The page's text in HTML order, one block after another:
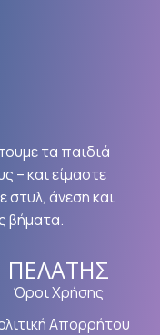
τα παιδιά
– και είμαστε
στυλ, άνεση και
βήματα.
ΠΕΛΆΤΗΣ
Όροι Χρήσης
Απορρήτου